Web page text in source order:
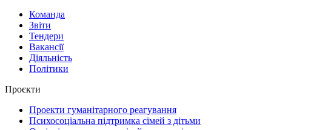
Команда
Звіти
Тендери
Вакансії
Діяльність
Політики
Проєкти
Проекти гуманітарного реагування
Психосоціальна підтримка сімей з дітьми